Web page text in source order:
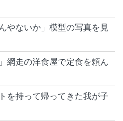
やないか」模型の写真を見
網走の洋食屋で定食を頼ん
を持って帰ってきた我が子